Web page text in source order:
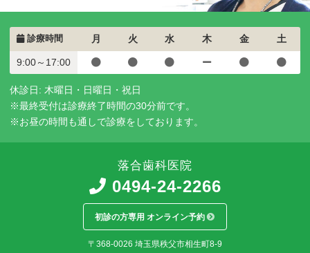
診療時間 月 火 水 木 金 土
9:00～17:00
休診日: 木曜日・日曜日・祝日
※最終受付は診療終了時間の30分前です。
※お昼の時間も通しで診療をしております。
落合歯科医院
0494-24-2266
初診の方専用 オンライン予約
〒368-0026 埼玉県秩父市相生町8-9